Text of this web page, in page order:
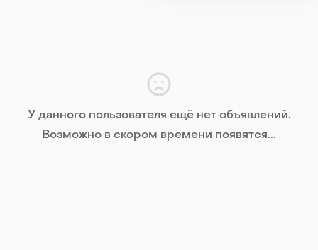
У данного пользователя ещё нет объявлений.
Возможно в скором времени появятся...